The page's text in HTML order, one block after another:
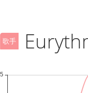
歌手